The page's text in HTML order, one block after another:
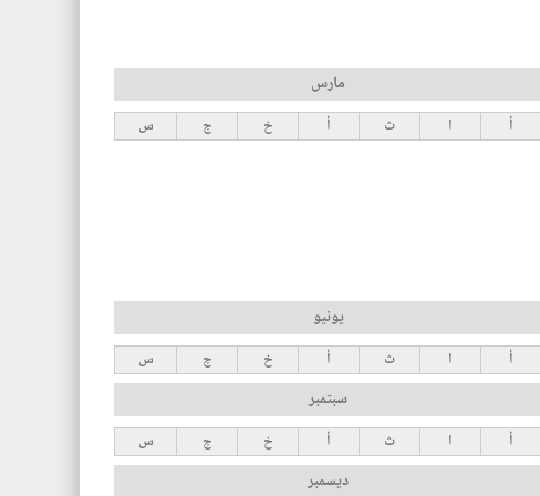
مارس
أ ا ث أ خ ج س
يونيو
أ ا ث أ خ ج س
سبتمبر
أ ا ث أ خ ج س
ديسمبر